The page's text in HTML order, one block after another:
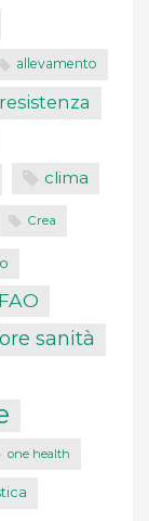
allevamento
clima
Crea
FAO
sanità
one health